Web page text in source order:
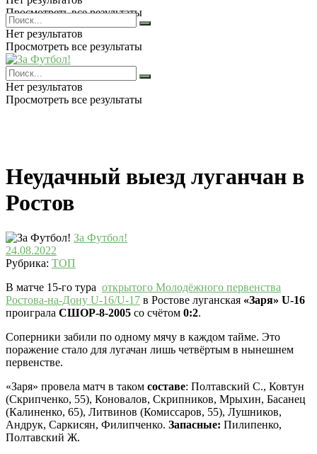
Просмотреть все результаты
Нет результатов
Просмотреть все результаты
Нет результатов
Просмотреть все результаты
Неудачный выезд луганчан в
Ростов
За Футбол!
24.08.2022
Рубрика: ТОП
В матче 15-го тура открытого Молодёжного первенства
Ростова-на-Дону U-16/U-17 в Ростове луганская «Заря» U-16
проиграла СШОР-8-2005 со счётом 0:2.
Соперники забили по одному мячу в каждом тайме. Это
поражение стало для лугачан лишь четвёртым в нынешнем
первенстве.
«Заря» провела матч в таком составе: Полтавский С., Ковтун
(Скрипченко, 55), Коновалов, Скрипников, Мрыхин, Басанец
(Калиненко, 65), Литвинов (Комиссаров, 55), Лушников,
Андрук, Саркисян, Филипченко. Запасные: Пилипенко,
Полтавский Ж.